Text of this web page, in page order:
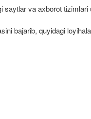
saytlar va axborot
bajarib, quyidagi